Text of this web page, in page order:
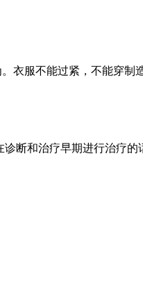
衣服不能过紧，不能穿制
断和治疗早期进行治疗